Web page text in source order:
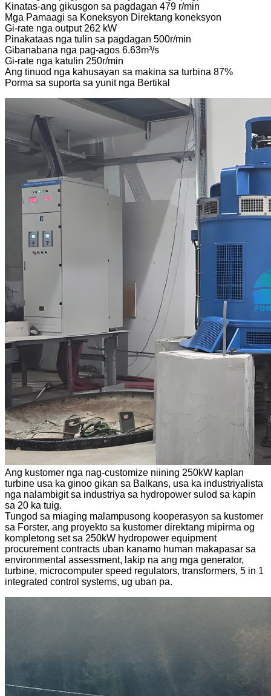
Kinatas-ang gikusgon sa pagdagan 479 r/min
Mga Pamaagi sa Koneksyon Direktang koneksyon
Gi-rate nga output 262 kW
Pinakataas nga tulin sa pagdagan 500r/min
Gibanabana nga pag-agos 6.63m³/s
Gi-rate nga katulin 250r/min
Ang tinuod nga kahusayan sa makina sa turbina 87%
Porma sa suporta sa yunit nga Bertikal
Ang kustomer nga nag-customize niining 250kW kaplan
turbine usa ka ginoo gikan sa Balkans, usa ka industriyalista
nga nalambigit sa industriya sa hydropower sulod sa kapin
sa 20 ka tuig.
Tungod sa miaging malampusong kooperasyon sa kustomer
sa Forster, ang proyekto sa kustomer direktang mipirma og
kompletong set sa 250kW hydropower equipment
procurement contracts uban kanamo human makapasar sa
environmental assessment, lakip na ang mga generator,
turbine, microcomputer speed regulators, transformers, 5 in 1
integrated control systems, ug uban pa.